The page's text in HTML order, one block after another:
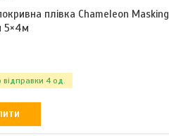
плівка Chameleon Masking
5×4м
відправки 4 од.